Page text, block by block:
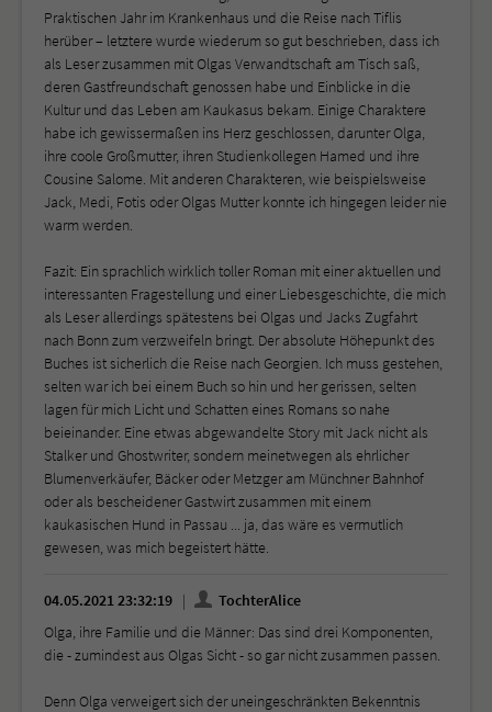
Praktischen Jahr im Krankenhaus und die Reise nach Tiflis
herüber – letztere wurde wiederum so gut beschrieben, dass ich
als Leser zusammen mit Olgas Verwandtschaft am Tisch saß,
deren Gastfreundschaft genossen habe und Einblicke in die
Kultur und das Leben am Kaukasus bekam. Einige Charaktere
habe ich gewissermaßen ins Herz geschlossen, darunter Olga,
ihre coole Großmutter, ihren Studienkollegen Hamed und ihre
Cousine Salome. Mit anderen Charakteren, wie beispielsweise
Jack, Medi, Fotis oder Olgas Mutter konnte ich hingegen leider nie
warm werden.
Fazit: Ein sprachlich wirklich toller Roman mit einer aktuellen und
interessanten Fragestellung und einer Liebesgeschichte, die mich
als Leser allerdings spätestens bei Olgas und Jacks Zugfahrt
nach Bonn zum verzweifeln bringt. Der absolute Höhepunkt des
Buches ist sicherlich die Reise nach Georgien. Ich muss gestehen,
selten war ich bei einem Buch so hin und her gerissen, selten
lagen für mich Licht und Schatten eines Romans so nahe
beieinander. Eine etwas abgewandelte Story mit Jack nicht als
Stalker und Ghostwriter, sondern meinetwegen als ehrlicher
Blumenverkäufer, Bäcker oder Metzger am Münchner Bahnhof
oder als bescheidener Gastwirt zusammen mit einem
kaukasischen Hund in Passau ... ja, das wäre es vermutlich
gewesen, was mich begeistert hätte.
04.05.2021 23:32:19
TochterAlice
Olga, ihre Familie und die Männer: Das sind drei Komponenten,
die - zumindest aus Olgas Sicht - so gar nicht zusammen passen.
Denn Olga verweigert sich der uneingeschränkten Bekenntnis